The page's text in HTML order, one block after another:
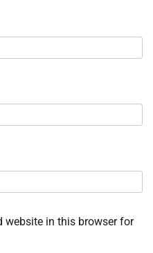
website in this browser for